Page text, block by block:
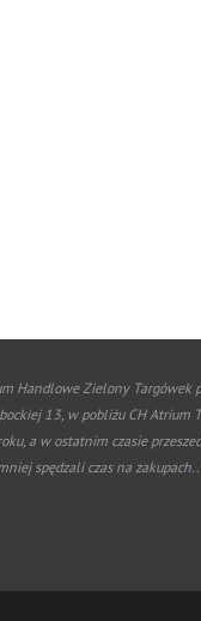
Handlowe Zielony Targówek
13, w pobliżu CH Atrium
a w ostatnim czasie
spędzali czas na zakupach..